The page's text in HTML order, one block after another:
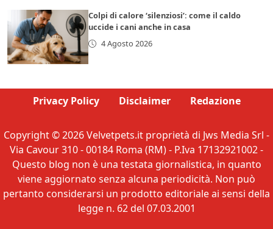
Colpi di calore ‘silenziosi’: come il caldo
uccide i cani anche in casa
4 Agosto 2026
Privacy Policy Disclaimer Redazione
Copyright © 2026 Velvetpets.it proprietà di Jws Media Srl -
Via Cavour 310 - 00184 Roma (RM) - P.Iva 17132921002 -
Questo blog non è una testata giornalistica, in quanto
viene aggiornato senza alcuna periodicità. Non può
pertanto considerarsi un prodotto editoriale ai sensi della
legge n. 62 del 07.03.2001